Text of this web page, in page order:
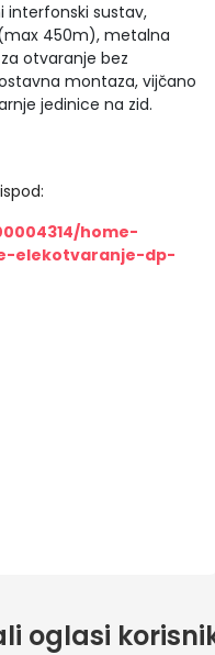
interfonski sustav,
450m), metalna
otvaranje bez
montaza, vijčano
jedinice na zid.
home-
elekotvaranje-dp-
oglasi